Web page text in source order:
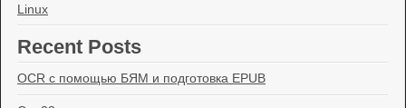
Linux
Recent Posts
OCR с помощью БЯМ и подготовка EPUB